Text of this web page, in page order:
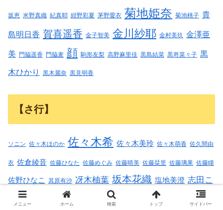
坂恵 米野真織 紀真耶 紺野彩夏 茅野愛衣 菊地姫奈 菊池桃子 貴
島明日香 賀喜遥香 金子智美 金川紗耶 金村美玖 金澤亜
美 門脇遥香 門脇麦 顔 駒形友梨 高野麻里佳 黒島結菜 黒嵜菜々子 黒
木ひかり 黒木麗奈 黒見明香
【さ行】
ソニン 佐々木ほのか 佐々木希 佐々木美玲 佐々木萌香 佐久間由
衣 佐倉綾音 佐藤ひなた 佐藤めぐみ 佐藤晴美 佐藤栞里 佐藤璃果 佐藤瞳
佐野ひなこ 其原有沙 冴木柚葉 坂本花織 塩地美澄 志田こ
はく 志田千陽 志田音々 斉藤里奈 斎藤ちは
メニュー ホーム 検索 トップ サイドバー